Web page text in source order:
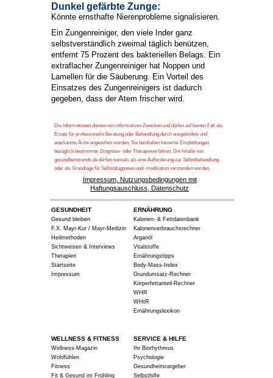
Dunkel gefärbte Zunge:
Könnte ernsthafte Nierenprobleme signalisieren.
Ein Zungenreiniger, den viele Inder ganz
selbstverständlich zweimal täglich benützen,
entfernt 75 Prozent des bakteriellen Belags. Ein
extraflacher Zungenreiniger hat Noppen und
Lamellen für die Säuberung. Ein Vorteil des
Einsatzes des Zungenreinigers ist dadurch
gegeben, dass der Atem frischer wird.
Die Informationen dienen rein informativen Zwecken und dürfen auf keinen Fall als
Ersatz für professionelle Beratung oder Behandlung durch ausgebildete und
anerkannte Ärzte angesehen werden. Sie beinhalten keinerlei Empfehlungen
bezüglich bestimmter Diagnose- oder Therapieverfahren. Die Inhalte von
gesundheitstrends.de dürfen niemals als eine Aufforderung zur Selbstbehandlung
oder als Grundlage für Selbstdiagnosen und -medikation verstanden werden.
Impressum, Nutzungsbedingungen mit
Haftungsauschluss, Datenschutz
GESUNDHEIT
Gesund bleiben
F.X. Mayr-Kur / Mayr-Medizin
Heilmethoden
Sichtweisen & Interviews
Therapien
Startseite
Impressum
ERNÄHRUNG
Kalorien- & Fettdatenbank
Kalorienverbrauchsrechner
Arganöl
Vitalstoffe
Ernährungstipps
Body-Mass-Index
Grundumsatz-Rechner
Körperfettanteil-Rechner
WHR
WHtR
Ernährungslexikon
WELLNESS & FITNESS
Wellness-Magazin
Wohlfühlen
Fitness
Fit & Gesund im Frühling
SERVICE & HILFE
Ihr Biorhythmus
Psychologie
Gesundheitsratgeber
Selbsthilfe